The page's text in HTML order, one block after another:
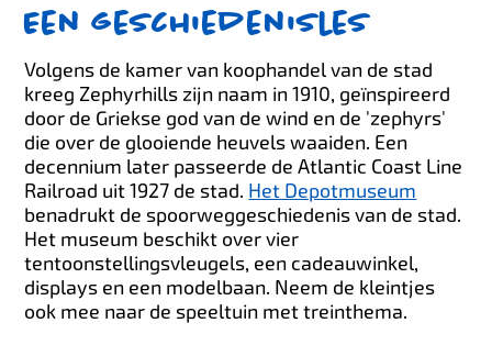
Een geschiedenisles
Volgens de kamer van koophandel van de stad
kreeg Zephyrhills zijn naam in 1910, geïnspireerd
door de Griekse god van de wind en de 'zephyrs'
die over de glooiende heuvels waaiden. Een
decennium later passeerde de Atlantic Coast Line
Railroad uit 1927 de stad. Het Depotmuseum
benadrukt de spoorweggeschiedenis van de stad.
Het museum beschikt over vier
tentoonstellingsvleugels, een cadeauwinkel,
displays en een modelbaan. Neem de kleintjes
ook mee naar de speeltuin met treinthema.